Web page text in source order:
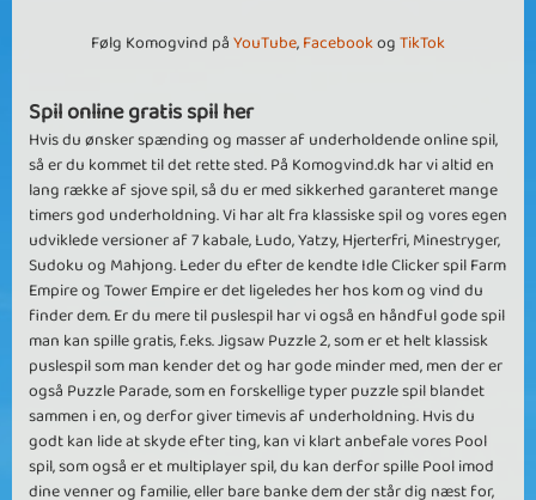
Følg Komogvind påYouTube,FacebookogTikTok
Spil online gratis spil her
Hvis du ønsker spænding og masser af underholdende online spil,
så er du kommet til det rette sted. På Komogvind.dk har vi altid en
lang række af sjove spil, så du er med sikkerhed garanteret mange
timers god underholdning. Vi har alt fra klassiske spil og vores egen
udviklede versioner af 7 kabale, Ludo, Yatzy, Hjerterfri, Minestryger,
Sudoku og Mahjong. Leder du efter de kendte Idle Clicker spil Farm
Empire og Tower Empire er det ligeledes her hos kom og vind du
finder dem. Er du mere til puslespil har vi også en håndful gode spil
man kan spille gratis, f.eks. Jigsaw Puzzle 2, som er et helt klassisk
puslespil som man kender det og har gode minder med, men der er
også Puzzle Parade, som en forskellige typer puzzle spil blandet
sammen i en, og derfor giver timevis af underholdning. Hvis du
godt kan lide at skyde efter ting, kan vi klart anbefale vores Pool
spil, som også er et multiplayer spil, du kan derfor spille Pool imod
dine venner og familie, eller bare banke dem der står dig næst for,